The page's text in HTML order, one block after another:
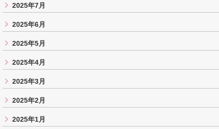
2025年7月
2025年6月
2025年5月
2025年4月
2025年3月
2025年2月
2025年1月